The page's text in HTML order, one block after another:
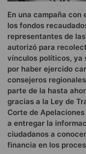
En una campaña
los fondos
representantes de
autorizó para
vínculos políticos, ya
por haber ejercido
consejeros
parte de la hasta
gracias a la Ley de
Corte de
a entregar la
ciudadanos a
financia en los